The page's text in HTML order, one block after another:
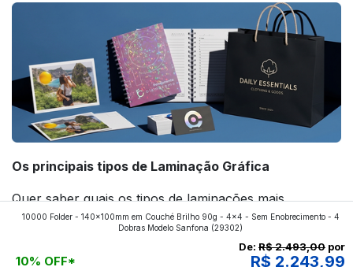
Os principais tipos de Laminação Gráfica
Quer saber quais os tipos de laminações mais
aplicados nos impressos da gráfica FuturaIM? Então,
continue a leitura que vamos revelar para você!
10000 Folder - 140x100mm em Couché Brilho 90g - 4x4 - Sem Enobrecimento - 4
Dobras Modelo Sanfona (29302)
10% OFF*
De: R$ 2.493,00 por
R$ 2.243,99